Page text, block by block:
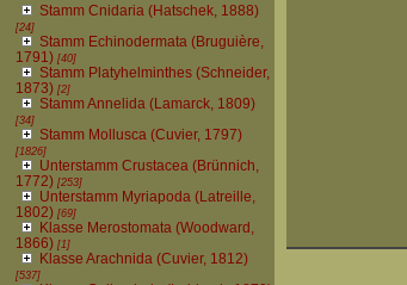
Stamm Cnidaria (Hatschek, 1888)
[24]
Stamm Echinodermata (Bruguière,
1791)[40]
Stamm Platyhelminthes (Schneider,
1873)[2]
Stamm Annelida (Lamarck, 1809)
[34]
Stamm Mollusca (Cuvier, 1797)
[1826]
Unterstamm Crustacea (Brünnich,
1772)[253]
Unterstamm Myriapoda (Latreille,
1802)[69]
Klasse Merostomata (Woodward,
1866)[1]
Klasse Arachnida (Cuvier, 1812)
[537]